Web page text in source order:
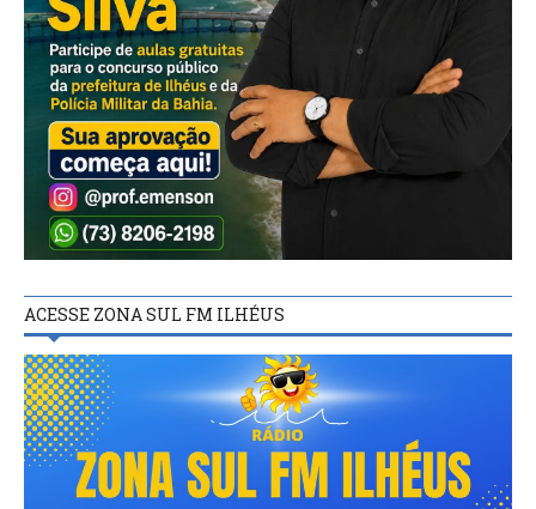
ACESSE ZONA SUL FM ILHÉUS